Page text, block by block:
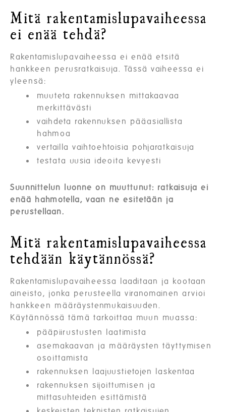
Mitä rakentamislupavaiheessa
ei enää tehdä?
Rakentamislupavaiheessa ei enää etsitä
hankkeen perusratkaisuja. Tässä vaiheessa ei
yleensä:
muuteta rakennuksen mittakaavaa
merkittävästi
vaihdeta rakennuksen pääasiallista
hahmoa
vertailla vaihtoehtoisia pohjaratkaisuja
testata uusia ideoita kevyesti
Suunnittelun luonne on muuttunut: ratkaisuja ei
enää hahmotella, vaan ne esitetään ja
perustellaan.
Mitä rakentamislupavaiheessa
tehdään käytännössä?
Rakentamislupavaiheessa laaditaan ja kootaan
aineisto, jonka perusteella viranomainen arvioi
hankkeen määräystenmukaisuuden.
Käytännössä tämä tarkoittaa muun muassa:
pääpiirustusten laatimista
asemakaavan ja määräysten täyttymisen
osoittamista
rakennuksen laajuustietojen laskentaa
rakennuksen sijoittumisen ja
mittasuhteiden esittämistä